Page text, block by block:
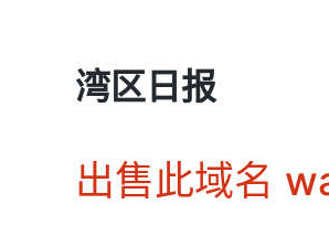
湾区日报
出售此域名